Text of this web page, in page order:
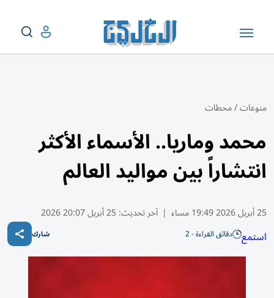
منوعات/محطات
محمد وماريا.. الأسماء الأكثر
انتشاراً بين مواليد العالم
25 أبريل 2026 19:49 مساء | آخر تحديث:25 أبريل 20:07 2026
استمع دقائق القراءة - 2 شارك